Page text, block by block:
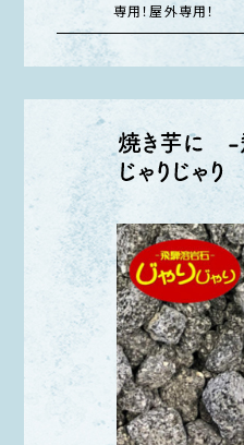
専用！屋外専用！